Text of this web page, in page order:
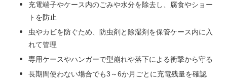
充電端子やケース内のごみや水分を除去し、腐食やショー
トを防止
虫やカビを防ぐため、防虫剤と除湿剤を保管ケース内に入
れて管理
専用ケースやハンガーで型崩れや落下による衝撃から守る
長期間使わない場合でも3～6か月ごとに充電残量を確認